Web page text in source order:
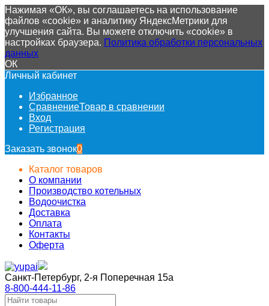
Нажимая «ОК», вы соглашаетесь на использование
файлов «cookie» и аналитику ЯндексМетрики для
улучшения сайта. Вы можете отключить «cookie» в
настройках браузера. Политика обработки персональных
данных
ОК
Личный кабинет
Избранное
СравнениеТовар в сравнении
Вход
Регистрация
Заказать звонок0
Каталог товаров
О компании
Производство котельных
Водоочистка
Доставка
Оплата
Контакты
Оферта
Санкт-Петербург, 2-я Поперечная 15а
8-800-444-11-86